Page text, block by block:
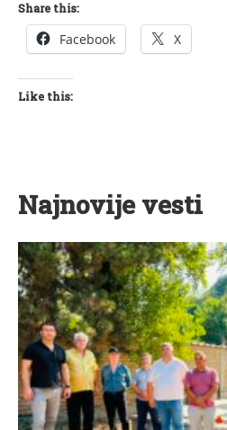
Share this:
Facebook X
Like this:
Najnovije vesti